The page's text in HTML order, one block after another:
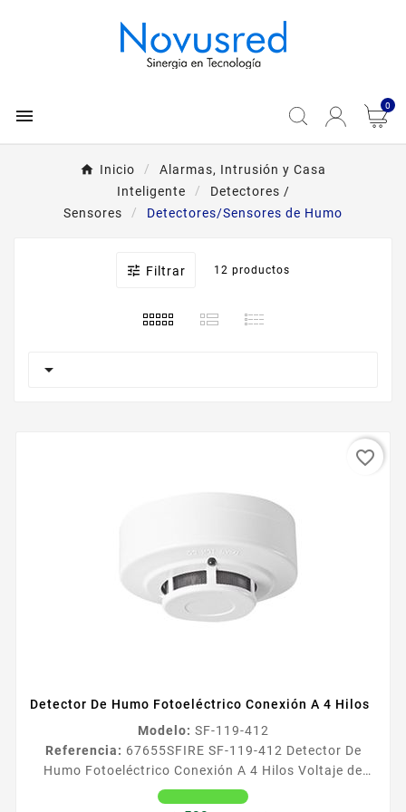
 0
Inicio
Alarmas, Intrusión y Casa
Inteligente
Detectores /
Sensores
Detectores/Sensores de Humo
 Filtrar 12 productos

Detector De Humo Fotoeléctrico Conexión A 4 Hilos
Modelo: SF-119-412
Referencia: 67655SFIRE SF-119-412 Detector De
Humo Fotoeléctrico Conexión A 4 Hilos Voltaje de
operacioacuten 12 Vcc Consumo de corriente 80 mA
favorite_border